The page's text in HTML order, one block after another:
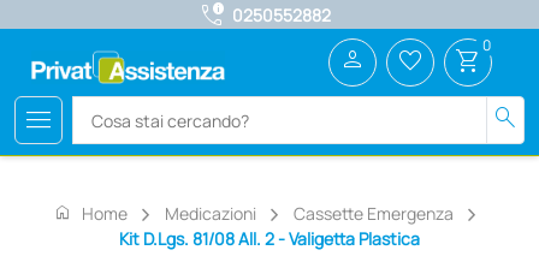
call_quality 0250552882
menu search
person favorite_border shopping_cart 0
home Home Medicazioni
Cassette Emergenza
Kit D.lgs. 81/08 All. 2 - Valigetta Plastica